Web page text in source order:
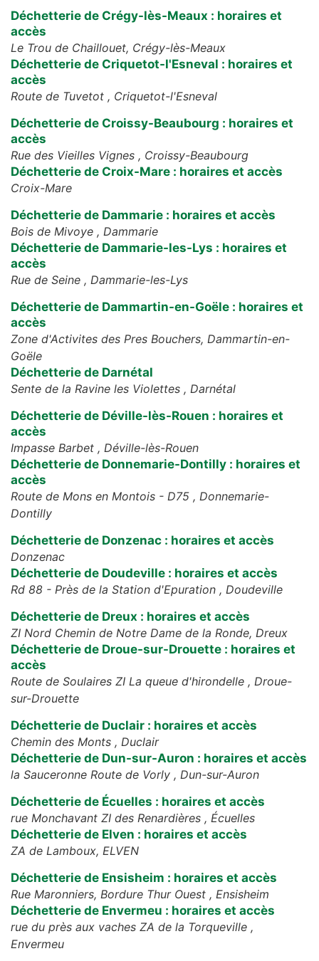
Déchetterie de Crégy-lès-Meaux : horaires et
accès
Le Trou de Chaillouet, Crégy-lès-Meaux
Déchetterie de Criquetot-l'Esneval : horaires et
accès
Route de Tuvetot , Criquetot-l'Esneval
Déchetterie de Croissy-Beaubourg : horaires et
accès
Rue des Vieilles Vignes , Croissy-Beaubourg
Déchetterie de Croix-Mare : horaires et accès
Croix-Mare
Déchetterie de Dammarie : horaires et accès
Bois de Mivoye , Dammarie
Déchetterie de Dammarie-les-Lys : horaires et
accès
Rue de Seine , Dammarie-les-Lys
Déchetterie de Dammartin-en-Goële : horaires et
accès
Zone d'Activites des Pres Bouchers, Dammartin-en-
Goële
Déchetterie de Darnétal
Sente de la Ravine les Violettes , Darnétal
Déchetterie de Déville-lès-Rouen : horaires et
accès
Impasse Barbet , Déville-lès-Rouen
Déchetterie de Donnemarie-Dontilly : horaires et
accès
Route de Mons en Montois - D75 , Donnemarie-
Dontilly
Déchetterie de Donzenac : horaires et accès
Donzenac
Déchetterie de Doudeville : horaires et accès
Rd 88 - Près de la Station d'Epuration , Doudeville
Déchetterie de Dreux : horaires et accès
ZI Nord Chemin de Notre Dame de la Ronde, Dreux
Déchetterie de Droue-sur-Drouette : horaires et
accès
Route de Soulaires ZI La queue d'hirondelle , Droue-
sur-Drouette
Déchetterie de Duclair : horaires et accès
Chemin des Monts , Duclair
Déchetterie de Dun-sur-Auron : horaires et accès
la Sauceronne Route de Vorly , Dun-sur-Auron
Déchetterie de Écuelles : horaires et accès
rue Monchavant ZI des Renardières , Écuelles
Déchetterie de Elven : horaires et accès
ZA de Lamboux, ELVEN
Déchetterie de Ensisheim : horaires et accès
Rue Maronniers, Bordure Thur Ouest , Ensisheim
Déchetterie de Envermeu : horaires et accès
rue du près aux vaches ZA de la Torqueville ,
Envermeu